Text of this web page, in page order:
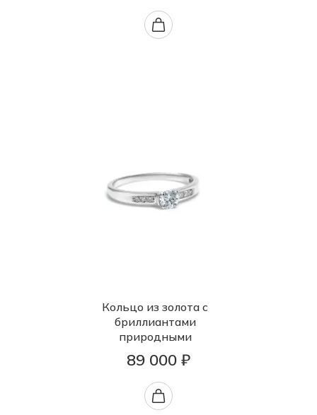
Кольцо из золота с
бриллиантами
природными
89 000 ₽